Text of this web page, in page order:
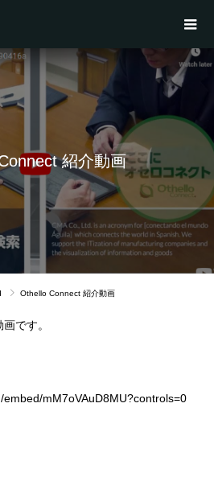
紹介動画
Othello Connect 紹介動画
です。
mM7oVAuD8MU?controls=0